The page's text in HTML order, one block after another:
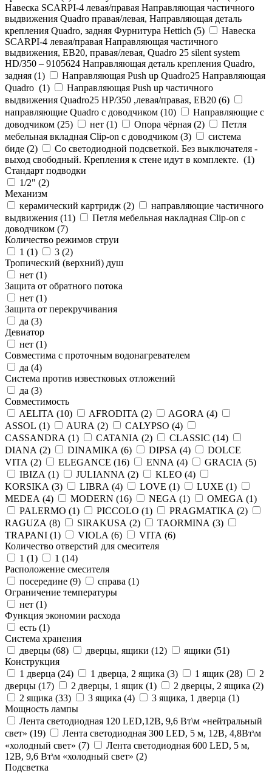
Навеска SCARPI-4 левая/правая Направляющая частичного
выдвижения Quadro правая/левая, Направляющая деталь
крепления Quadro, задняя Фурнитура Hettich (5)
Навеска
SCARPI-4 левая/правая Направляющая частичного
выдвижения, ЕВ20, правая/левая, Quadro 25 silent system
HD/350 – 9105624 Направляющая деталь крепления Quadro,
задняя (1)
Направляющая Push up Quadro25 Направляющая
Quadro (1)
Направляющая Push up частичного
выдвижения Quadro25 НР/350 ,левая/правая, ЕВ20 (6)
направляющие Quadro с доводчиком (10)
Направляющие с
доводчиком (25) нет (1) Опора чёрная (2)
Петля
мебельная вкладная Clip-on с доводчиком (3)
система
биде (2)
Со светодиодной подсветкой. Без выключателя -
выход свободный. Крепления к стене идут в комплекте. (1)
Стандарт подводки
1/2" (2)
Механизм
керамический картридж (2)
направляющие частичного
выдвижения (11)
Петля мебельная накладная Clip-on с
доводчиком (7)
Количество режимов струи
1 (1) 3 (2)
Тропический (верхний) душ
нет (1)
Защита от обратного потока
нет (1)
Защита от перекручивания
да (3)
Девиатор
нет (1)
Совместима с проточным водонагревателем
да (4)
Система против известковых отложений
да (3)
Совместимость
AELITA (10) AFRODITA (2) AGORA (4)
ASSOL (1) AURA (2) CALYPSO (4)
CASSANDRA (1) CATANIA (2) CLASSIC (14)
DIANA (2) DINAMIKA (6) DIPSA (4)
DOLCE
VITA (2) ELEGANCE (16) ENNA (4) GRACIA (5)
IBIZA (1) JULIANNA (2) KLEO (4)
KORSIKA (3) LIBRA (4) LOVE (1) LUXE (1)
MEDEA (4) MODERN (16) NEGA (1) OMEGA (1)
PALERMO (1) PICCOLO (1) PRAGMATIKA (2)
RAGUZA (8) SIRAKUSA (2) TAORMINA (3)
TRAPANI (1) VIOLA (6) VITA (6)
Количество отверстий для смесителя
1 (1) 1 (14)
Расположение смесителя
посередине (9) справа (1)
Ограничение температуры
нет (1)
Функция экономии расхода
есть (1)
Система хранения
дверцы (68) дверцы, ящики (12) ящики (51)
Конструкция
1 дверца (24) 1 дверца, 2 ящика (3) 1 ящик (28)
2
дверцы (17) 2 дверцы, 1 ящик (1) 2 дверцы, 2 ящика (2)
2 ящика (33) 3 ящика (4) 3 ящика, 1 дверца (1)
Мощность лампы
Лента светодиодная 120 LED,12В, 9,6 Вт\м «нейтральный
свет» (19)
Лента светодиодная 300 LED, 5 м, 12В, 4,8Вт\м
«холодный свет» (7)
Лента светодиодная 600 LED, 5 м,
12В, 9,6 Вт\м «холодный свет» (2)
Подсветка